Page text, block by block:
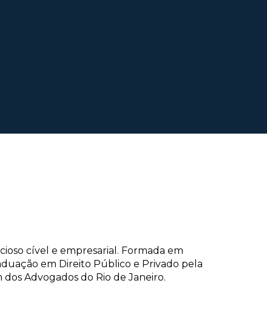
cível e empresarial. Formada em
em Direito Público e Privado pela
Advogados do Rio de Janeiro.